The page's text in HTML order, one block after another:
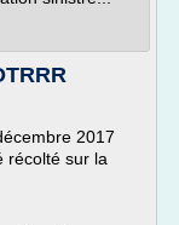
2017
récolté sur la